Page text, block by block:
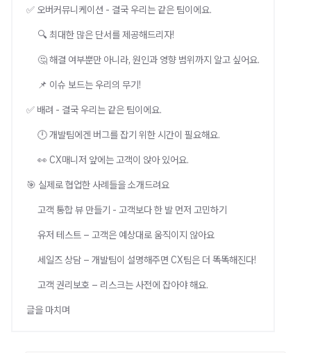
✅ 오버커뮤니케이션 - 결국 우리는 같은 팀이에요.
🔍 최대한 많은 단서를 제공해드리자!
🤔 해결 여부뿐만 아니라, 원인과 영향 범위까지 알고 싶어요.
📌 이슈 보드는 우리의 무기!
✅ 배려 - 결국 우리는 같은 팀이에요.
🕛 개발팀에겐 버그를 잡기 위한 시간이 필요해요.
👀 CX매니저 앞에는 고객이 앉아 있어요.
🎯 실제로 협업한 사례들을 소개드려요
고객 통합 뷰 만들기 - 고객보다 한 발 먼저 고민하기
유저 테스트 – 고객은 예상대로 움직이지 않아요
세일즈 상담 – 개발팀이 설명해주면 CX팀은 더 똑똑해진다!
고객 권리보호 – 리스크는 사전에 잡아야 해요.
글을 마치며